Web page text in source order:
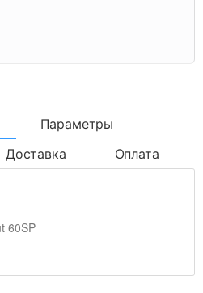
Параметры
Доставка Оплата
60SP